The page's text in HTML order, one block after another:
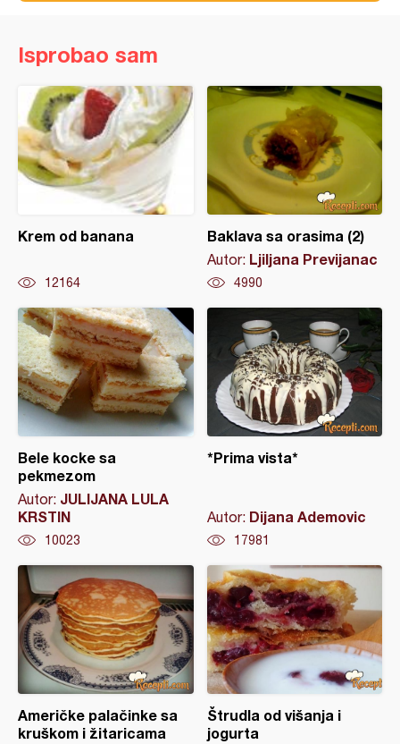
Isprobao sam
Krem od banana
12164
Baklava sa orasima (2)
Autor: Ljiljana Previjanac
4990
Bele kocke sa
pekmezom
Autor: JULIJANA LULA
KRSTIN
10023
*Prima vista*
Autor: Dijana Ademovic
17981
Američke palačinke sa
kruškom i žitaricama
Štrudla od višanja i
jogurta